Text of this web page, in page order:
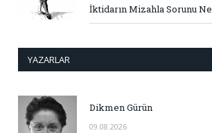
İktidarın Mizahla Sorunu Ne
YAZARLAR
Dikmen Gürün
09.08.2026